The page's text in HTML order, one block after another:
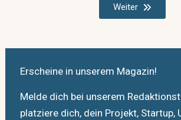
Weiter
Erscheine in unserem Magazin!
Melde dich bei unserem
platziere dich, dein Projekt, Startup,